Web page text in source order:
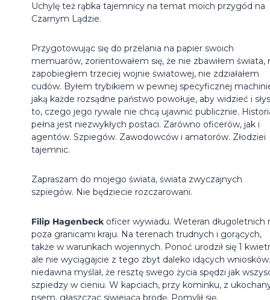
Uchylę też rąbka tajemnicy na temat moich przygód na
Czarnym Lądzie.
Przygotowując się do przelania na papier swoich
memuarów, zorientowałem się, że nie zbawiłem świata,
zapobiegłem trzeciej wojnie światowej, nie zdziałałem
cudów. Byłem trybikiem w pewnej specyficznej
jaką każde rozsądne państwo powołuje, aby widzieć i
to, czego jego rywale nie chcą ujawnić publicznie.
pełna jest niezwykłych postaci. Zarówno oficerów, jak i
agentów. Szpiegów. Zawodowców i amatorów. Złodziei
tajemnic.
Zapraszam do mojego świata, świata zwyczajnych
szpiegów. Nie będziecie rozczarowani.
Filip Hagenbeck oficer wywiadu. Weteran długoletnich
poza granicami kraju. Na terenach trudnych i gorących,
także w warunkach wojennych. Ponoć urodził się 1
ale nie wyciągajcie z tego zbyt daleko idących
niedawna myślał, że resztę swego życia spędzi jak
szpiedzy w cieniu. W kapciach, przy kominku, z
psem, głaszcząc siwiejącą brodę. Pomylił się.